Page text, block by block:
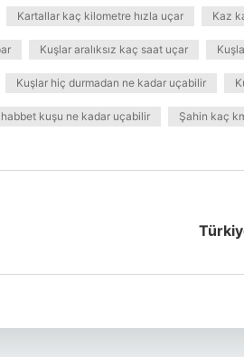
Kartallar kaç kilometre hızla uçar Kaz
Kuşlar aralıksız kaç saat uçar
Kuşlar hiç durmadan ne kadar uçabilir
kuşu ne kadar uçabilir Şahin kaç